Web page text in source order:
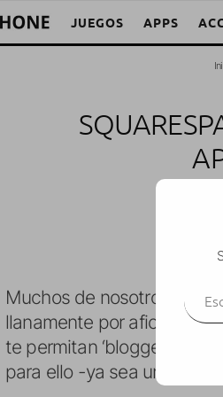
JUEGOS APPS
Muchos de nosotros
llanamente por afición.
te permitan ‘bloggear’ en
para ello -ya sea un